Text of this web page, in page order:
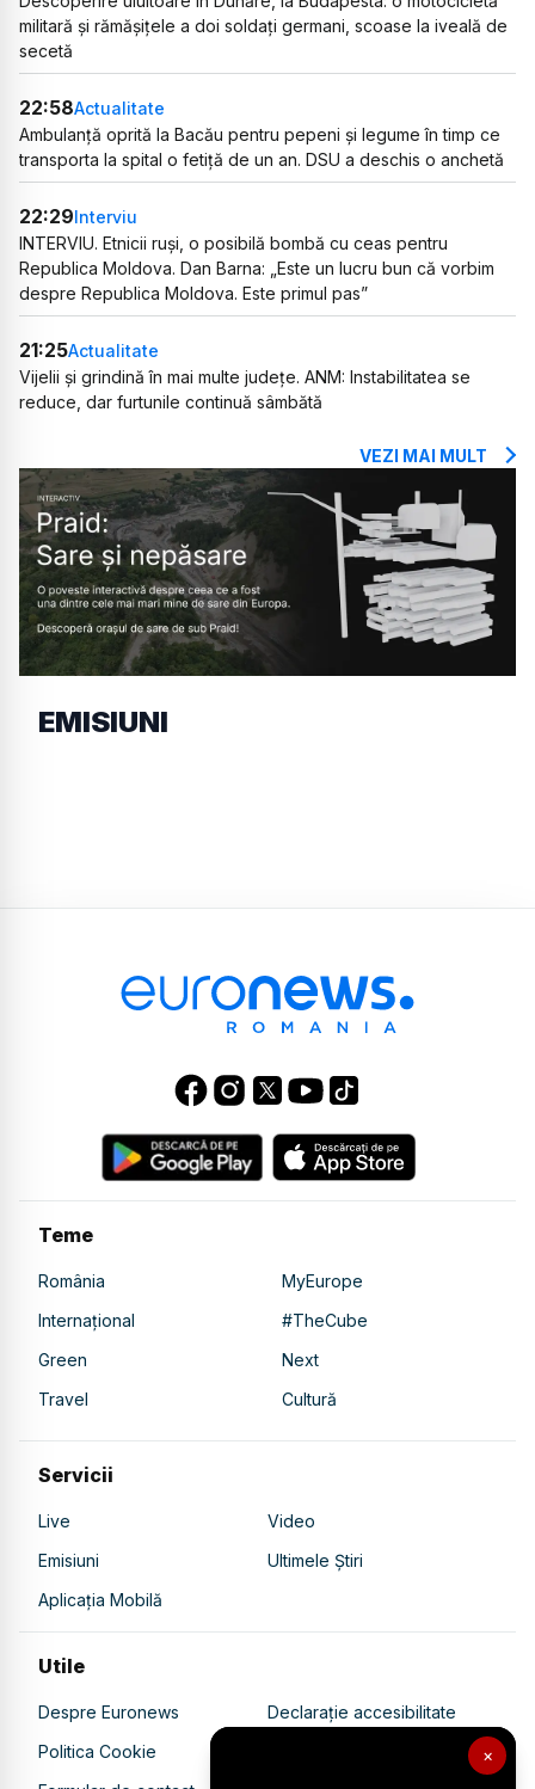
×
militară și rămășițele a doi soldați germani, scoase la iveală de
secetă
22:58Actualitate
Ambulanță oprită la Bacău pentru pepeni și legume în timp ce
transporta la spital o fetiță de un an. DSU a deschis o anchetă
22:29Interviu
INTERVIU. Etnicii ruși, o posibilă bombă cu ceas pentru
Republica Moldova. Dan Barna: „Este un lucru bun că vorbim
despre Republica Moldova. Este primul pas”
21:25Actualitate
Vijelii și grindină în mai multe județe. ANM: Instabilitatea se
reduce, dar furtunile continuă sâmbătă
VEZI MAI MULT
EMISIUNI
Teme
România
MyEurope
Internațional
#TheCube
Green
Next
Travel
Cultură
Servicii
Live
Video
Emisiuni
Ultimele Știri
Aplicația Mobilă
Utile
Despre Euronews
Declarație accesibilitate
Politica Cookie
Politica de confidențialitate